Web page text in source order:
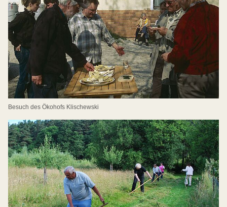
Besuch des Ökohofs Klischewski